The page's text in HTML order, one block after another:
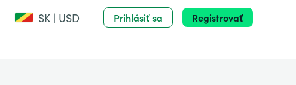
SK | USD Prihlásiť sa Registrovať